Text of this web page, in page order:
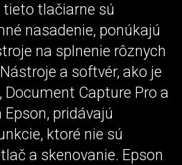
tlačiarne sú
nasadenie, ponúkajú
na splnenie rôznych
a softvér, ako je
Document Capture Pro a
pridávajú
ktoré nie sú
a skenovanie. Epson